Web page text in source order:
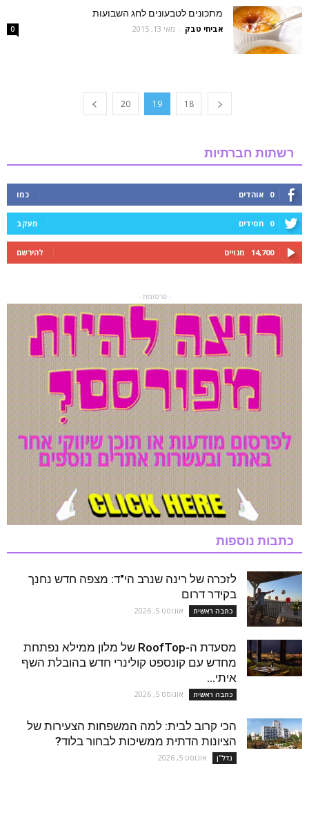
מתכונים לטבעונים לחג השבועות
אביחי טבק - מאי 13, 2015 0
18
19
20
רשתות חברתיות
0 אוהדים כמו
0 חסידים מעקב
14,700 מנויים להירשם
- פרסומת -
כתבות נוספות
לזכרה של רינה שנרב הי"ד: מצפה חדש נחנך
בקידר דרום
כתבה ראשית אוגוסט 5, 2026
מסעדת ה-RoofTop של מלון ממילא נפתחת
מחדש עם קונספט קולינרי חדש בהובלת השף
איתי...
כתבה ראשית אוגוסט 5, 2026
הכי קרוב לבית: למה המשפחות הצעירות של
הציונות הדתית ממשיכות לבחור בלוד?
נדל''ן אוגוסט 5, 2026